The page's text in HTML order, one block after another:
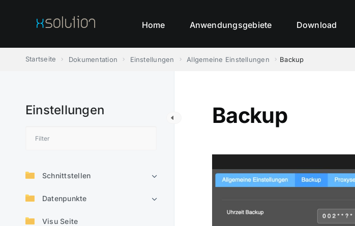
Home Anwendungsgebiete Download
Startseite Dokumentation Einstellungen Allgemeine Einstellungen Backup
Einstellungen
Schnittstellen
Datenpunkte
Visu Seite
Backup